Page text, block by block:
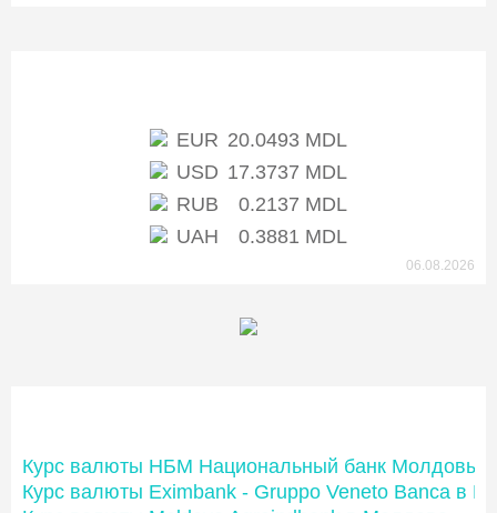
EUR 20.0493 MDL
USD 17.3737 MDL
RUB
0.2137 MDL
UAH
0.3881 MDL
06.08.2026
Курс валюты НБМ Национальный банк Молдовы
Курс валюты Eximbank - Gruppo Veneto Banca в